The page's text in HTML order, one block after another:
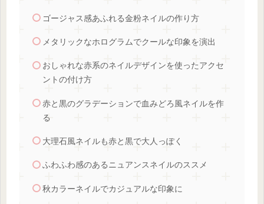
ゴージャス感あふれる金粉ネイルの作り方
メタリックなホログラムでクールな印象を演出
おしゃれな赤系のネイルデザインを使ったアクセ
ントの付け方
赤と黒のグラデーションで血みどろ風ネイルを作
る
大理石風ネイルも赤と黒で大人っぽく
ふわふわ感のあるニュアンスネイルのススメ
秋カラーネイルでカジュアルな印象に